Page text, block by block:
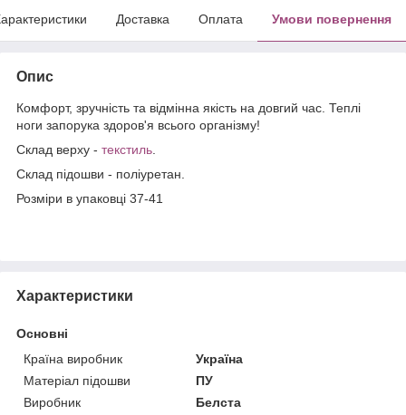
Доставка Оплата Умови повернення
Опис
Комфорт, зручність та відмінна якість на довгий час. Теплі
ноги запорука здоров'я всього організму!
Склад верху - текстиль
Склад підошви - поліуретан.
Розміри в упаковці 37-41
Характеристики
Основні
Країна виробник
Україна
Матеріал підошви
ПУ
Виробник
Белста